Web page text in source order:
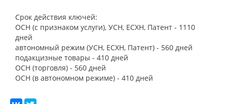
Срок действия ключей:
ОСН (с признаком услуги), УСН, ЕСХН, Патент - 1110
дней
автономный режим (УСН, ЕСХН, Патент) - 560 дней
подакцизные товары - 410 дней
ОСН (торговля) - 560 дней
ОСН (в автономном режиме) - 410 дней